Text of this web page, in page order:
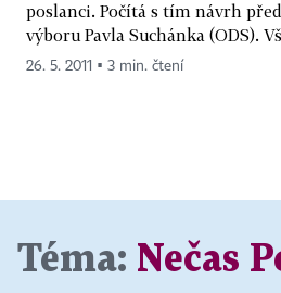
poslanci. Počítá s tím návrh
výboru Pavla Suchánka (ODS).
26. 5. 2011 ▪ 3 min. čtení
Téma: Nečas